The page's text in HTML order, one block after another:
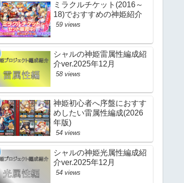
ミラクルチケット(2016～
18)でおすすめの神姫紹介
59 views
シャルの神姫雷属性編成紹
介ver.2025年12月
58 views
神姫初心者へ序盤におすす
めしたい雷属性編成(2026
年版)
54 views
シャルの神姫光属性編成紹
介ver.2025年12月
54 views